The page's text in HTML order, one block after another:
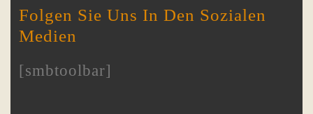
Folgen Sie Uns In Den Sozialen
Medien
[smbtoolbar]